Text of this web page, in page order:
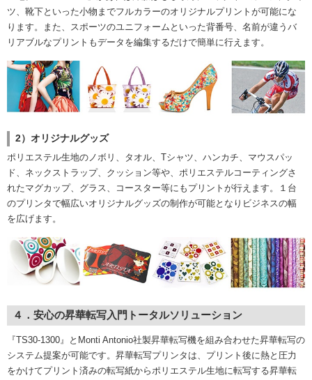
ツ、靴下といった小物までフルカラーのオリジナルプリントが可能にな
ります。また、スポーツのユニフォームといった背番号、名前が違うバ
リアブルなプリントもデータを編集するだけで簡単に行えます。
2）オリジナルグッズ
ポリエステル生地のノボリ、タオル、Tシャツ、ハンカチ、マウスパッ
ド、ネックストラップ、クッション等や、ポリエステルコーティングさ
れたマグカップ、グラス、コースター等にもプリントが行えます。１台
のプリンタで幅広いオリジナルグッズの制作が可能となりビジネスの幅
を広げます。
４．安心の昇華転写入門トータルソリューション
『TS30-1300』とMonti Antonio社製昇華転写機を組み合わせた昇華転写の
システム提案が可能です。昇華転写プリンタは、プリント後に熱と圧力
をかけてプリント済みの転写紙からポリエステル生地に転写する昇華転